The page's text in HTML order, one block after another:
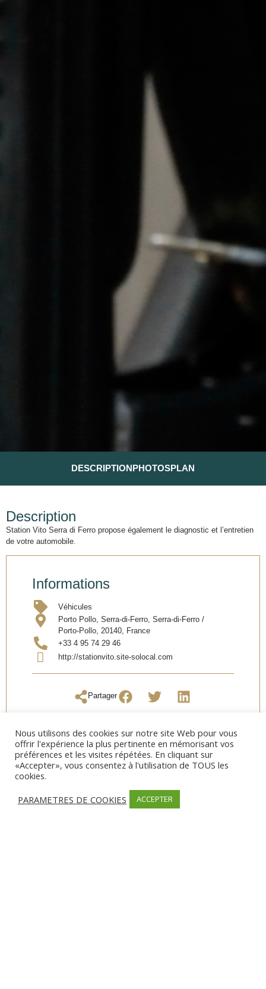
DESCRIPTIONPHOTOSPLAN
Description
Station Vito Serra di Ferro propose également le diagnostic et l’entretien
de votre automobile.
Informations
Véhicules
Porto Pollo, Serra-di-Ferro, Serra-di-Ferro /
Porto-Pollo, 20140, France
+33 4 95 74 29 46
http://stationvito.site-solocal.com
Partager
Nous utilisons des cookies sur notre site Web pour vous
offrir l'expérience la plus pertinente en mémorisant vos
préférences et les visites répétées. En cliquant sur
«Accepter», vous consentez à l'utilisation de TOUS les
cookies.
PARAMETRES DE COOKIES
ACCEPTER